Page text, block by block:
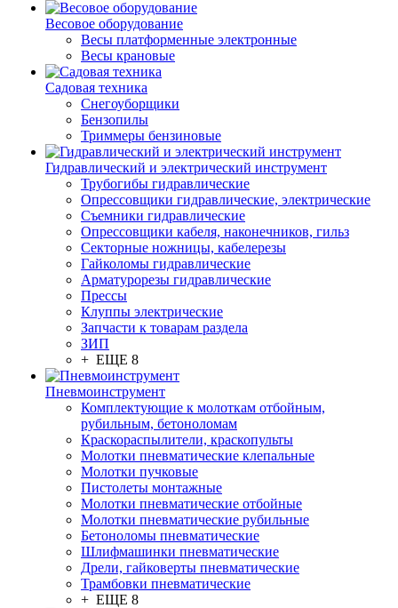
Весовое оборудование
Весы платформенные электронные
Весы крановые
Садовая техника
Снегоуборщики
Бензопилы
Триммеры бензиновые
Гидравлический и электрический инструмент
Трубогибы гидравлические
Опрессовщики гидравлические, электрические
Съемники гидравлические
Опрессовщики кабеля, наконечников, гильз
Секторные ножницы, кабелерезы
Гайколомы гидравлические
Арматурорезы гидравлические
Прессы
Клуппы электрические
Запчасти к товарам раздела
ЗИП
+ ЕЩЕ 8
Пневмоинструмент
Комплектующие к молоткам отбойным,
рубильным, бетоноломам
Краскораспылители, краскопульты
Молотки пневматические клепальные
Молотки пучковые
Пистолеты монтажные
Молотки пневматические отбойные
Молотки пневматические рубильные
Бетоноломы пневматические
Шлифмашинки пневматические
Дрели, гайковерты пневматические
Трамбовки пневматические
+ ЕЩЕ 8